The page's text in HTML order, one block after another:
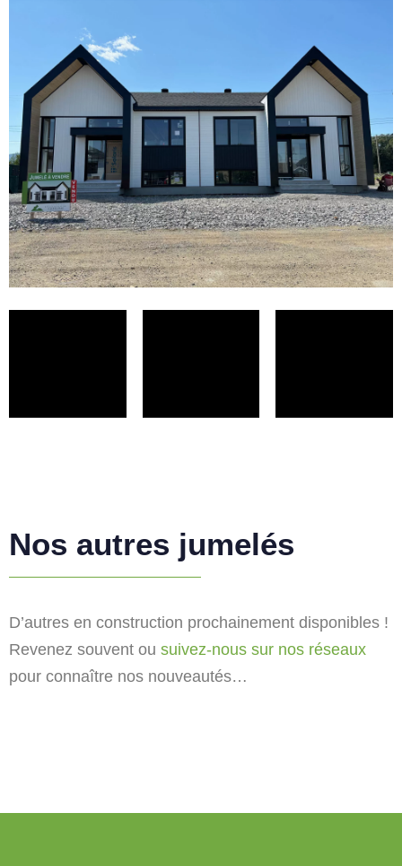
Nos autres jumelés
D’autres en construction prochainement disponibles !
Revenez souvent ou suivez-nous sur nos réseaux
pour connaître nos nouveautés…